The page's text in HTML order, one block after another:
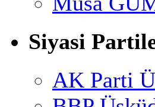
Siyasi
AK Parti